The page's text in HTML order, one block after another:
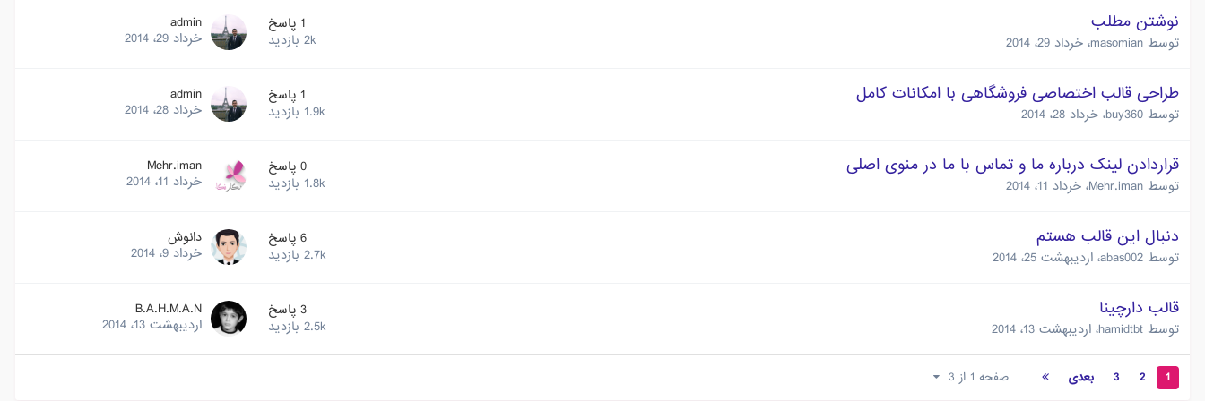
نوشتن مطلب
توسط masomian، خرداد 29، 2014
1 پاسخ
2k بازدید
admin
خرداد 29، 2014
طراحی قالب اختصاصی فروشگاهی با امکانات کامل
توسط buy360، خرداد 28، 2014
1 پاسخ
1.9k بازدید
admin
خرداد 28، 2014
قراردادن لینک درباره ما و تماس با ما در منوی اصلی
توسط Mehr.iman، خرداد 11، 2014
0 پاسخ
1.8k بازدید
Mehr.iman
خرداد 11، 2014
دنبال این قالب هستم
توسط abas002، اردیبهشت 25، 2014
6 پاسخ
2.7k بازدید
دانوش
خرداد 9، 2014
قالب دارچینا
توسط hamidtbt، اردیبهشت 13، 2014
3 پاسخ
2.5k بازدید
B.A.H.M.A.N
اردیبهشت 13، 2014
1
2
3 بعدی صفحه 1 از 3